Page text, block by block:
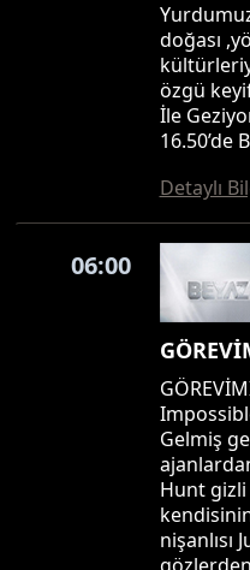
doğası
özgü
İle
16.50’de
Detaylı
06:00
Gelmiş
Hunt gizli
nişanlısı